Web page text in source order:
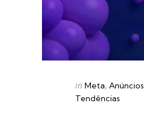
Categories
Posted
in
in Meta Anúncios
Tendências